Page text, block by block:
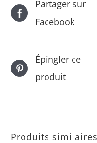
Partager sur
Facebook
Épingler ce
produit
Produits similaires